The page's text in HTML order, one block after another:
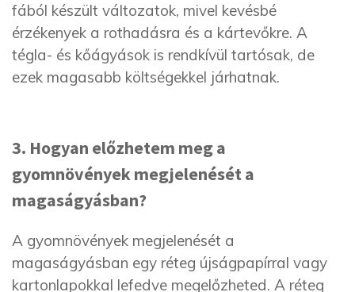
fából készült változatok, mivel kevésbé
érzékenyek a rothadásra és a kártevőkre. A
tégla- és kőágyások is rendkívül tartósak, de
ezek magasabb költségekkel járhatnak.
3. Hogyan előzhetem meg a
gyomnövények megjelenését a
magaságyásban?
A gyomnövények megjelenését a
magaságyásban egy réteg újságpapírral vagy
kartonlapokkal lefedve megelőzheted. A réteg